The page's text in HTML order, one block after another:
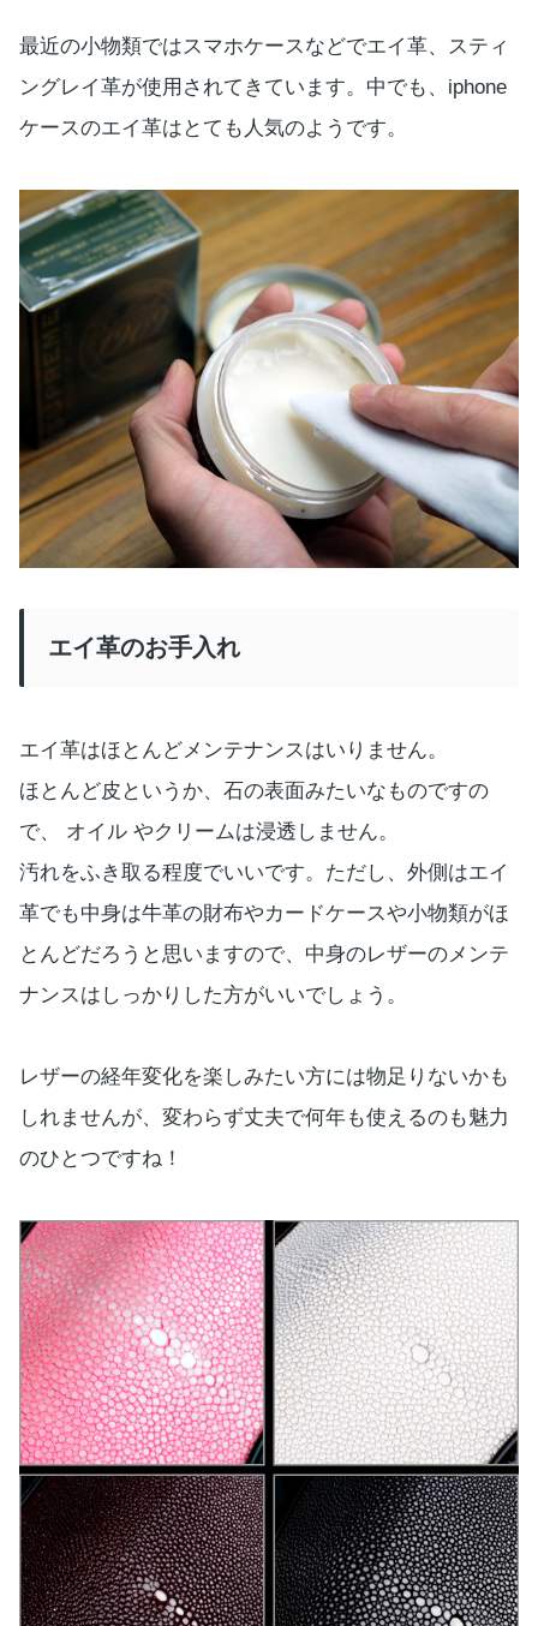
最近の小物類ではスマホケースなどでエイ革、スティ
ングレイ革が使用されてきています。中でも、iphone
ケースのエイ革はとても人気のようです。
エイ革のお手入れ
エイ革はほとんどメンテナンスはいりません。
ほとんど皮というか、石の表面みたいなものですの
で、 オイル やクリームは浸透しません。
汚れをふき取る程度でいいです。ただし、外側はエイ
革でも中身は牛革の財布やカードケースや小物類がほ
とんどだろうと思いますので、中身のレザーのメンテ
ナンスはしっかりした方がいいでしょう。
レザーの経年変化を楽しみたい方には物足りないかも
しれませんが、変わらず丈夫で何年も使えるのも魅力
のひとつですね！